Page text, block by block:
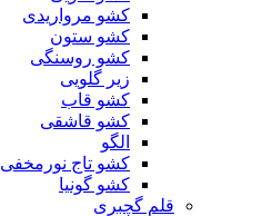
کشو مرواریدی
کشو ستون
کشو روسنگی
زیر گلویی
کشو قاب
کشو قاشقی
الگو
کشو تاج نورمخفی
کشو گونیا
قلم گچبری